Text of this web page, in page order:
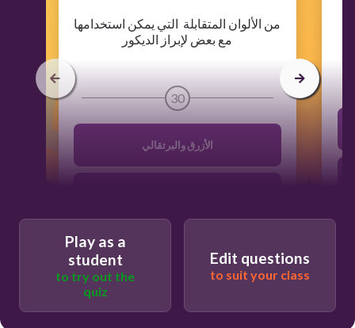
​من الألوان المتقابلة التي يمكن استخدامها
مع بعض لإبراز الديكور
30
الأزرق والبرتقالي
Play as a
student
to try out the
quiz
Edit questions
to suit your class